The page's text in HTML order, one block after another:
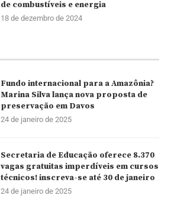
de combustíveis e energia
18 de dezembro de 2024
Fundo internacional para a Amazônia?
Marina Silva lança nova proposta de
preservação em Davos
24 de janeiro de 2025
Secretaria de Educação oferece 8.370
vagas gratuitas imperdíveis em cursos
técnicos! inscreva-se até 30 de janeiro
24 de janeiro de 2025